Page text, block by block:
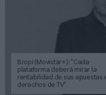
Bropi (Movistar+): “Cada
plataforma deberá mirar la
rentabilidad de sus apuestas
derechos de TV”